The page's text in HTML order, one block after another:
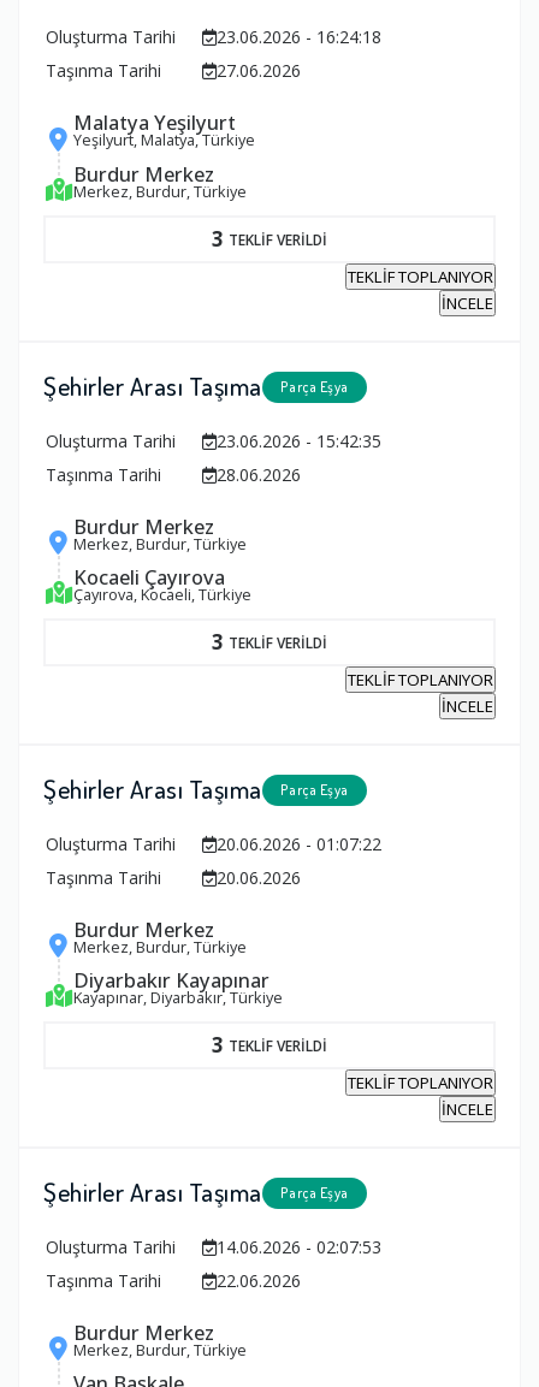
Oluşturma Tarihi
23.06.2026 - 16:24:18
Taşınma Tarihi
27.06.2026
Malatya Yeşilyurt
Yeşilyurt, Malatya, Türkiye
Burdur Merkez
Merkez, Burdur, Türkiye
3 TEKLİF VERİLDİ
TEKLİF TOPLANIYOR
İNCELE
Şehirler Arası Taşıma Parça Eşya
Oluşturma Tarihi
23.06.2026 - 15:42:35
Taşınma Tarihi
28.06.2026
Burdur Merkez
Merkez, Burdur, Türkiye
Kocaeli Çayırova
Çayırova, Kocaeli, Türkiye
3 TEKLİF VERİLDİ
TEKLİF TOPLANIYOR
İNCELE
Şehirler Arası Taşıma Parça Eşya
Oluşturma Tarihi
20.06.2026 - 01:07:22
Taşınma Tarihi
20.06.2026
Burdur Merkez
Merkez, Burdur, Türkiye
Diyarbakır Kayapınar
Kayapınar, Diyarbakır, Türkiye
3 TEKLİF VERİLDİ
TEKLİF TOPLANIYOR
İNCELE
Şehirler Arası Taşıma Parça Eşya
Oluşturma Tarihi
14.06.2026 - 02:07:53
Taşınma Tarihi
22.06.2026
Burdur Merkez
Merkez, Burdur, Türkiye